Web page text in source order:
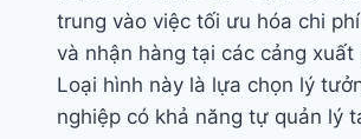
trung vào việc tối ưu hóa chi
và nhận hàng tại các cảng
Loại hình này là lựa chọn lý
nghiệp có khả năng tự quản lý